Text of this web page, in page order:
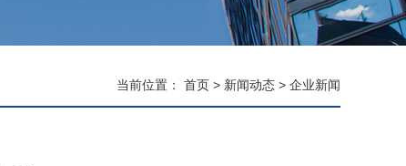
当前位置： 首页 > 新闻动态 > 企业新闻